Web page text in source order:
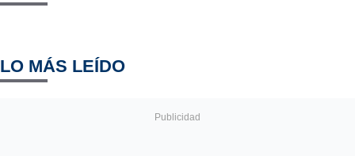
LO MÁS LEÍDO